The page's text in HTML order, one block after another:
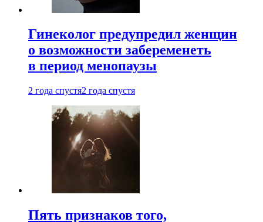
Гинеколог предупредил женщин
о возможности забеременеть
в период менопаузы
2 года спустя2 года спустя
Пять признаков того,